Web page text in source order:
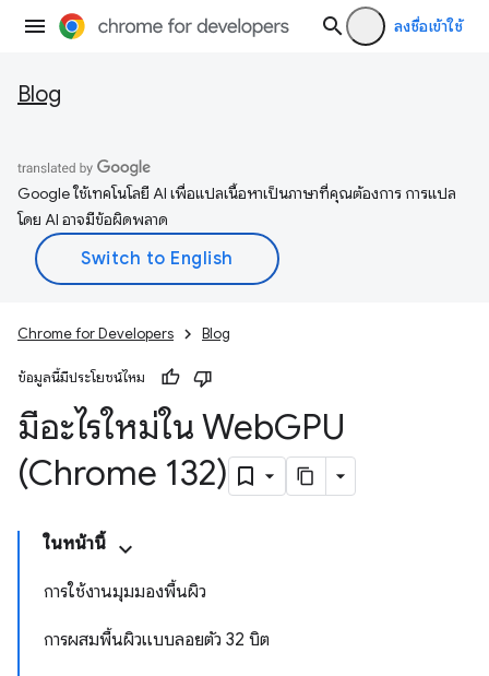
ลงชื่อเข้าใช้
Blog
Google ใช้เทคโนโลยี AI เพื่อแปลเนื้อหาเป็นภาษาที่คุณต้องการ การแปล
โดย AI อาจมีข้อผิดพลาด
Chrome for Developers Blog
ข้อมูลนี้มีประโยชน์ไหม
มีอะไรใหม่ใน WebGPU
(Chrome 132)
ในหน้านี้
การใช้งานมุมมองพื้นผิว
การผสมพื้นผิวแบบลอยตัว 32 บิต